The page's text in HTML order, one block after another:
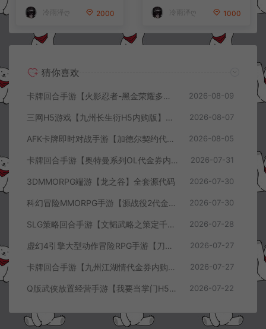
+详细搭建教程+视频教程
冷雨泽ღ 2000
+视频教程
冷雨泽ღ 1000
猜你喜欢
卡牌回合手游【火影忍者-黑金荣耀多区跨服平台币内购版】8月最新整理Linux手工服务端+CDK授权后台+安卓+详细搭建教程+视频教程 2026-08-09
三网H5游戏【九州长生衍H5内购版】8月最新整理Linux手工服务端+管理后台+GM授权后台+简易安卓客户端+详细搭建教程+视频教程 2026-08-07
AFK卡牌即时对战手游【加德尔契约代金券内购修复版】8月最新整理Linux手工服务端+前后端全套源码+CDK授权后台+安卓苹果双端+详细搭建教程+视频教程 2026-08-05
卡牌回合手游【奥特曼系列OL代金券内购闪耀金兔多区版】7月最新整理Linux手工服务端+加解密工具+CDK授权后台+安卓+详细搭建教程+视频教程 2026-07-31
3DMMORPG端游【龙之谷】全套源代码 2026-07-30
科幻冒险MMORPG手游【源战役2代金券内购开区版】7月最新整理Linux手工服务端+配套源码+多功能管理后台+支付后台+CDK授权后台+安卓+详细搭建教程+视频教程 2026-07-30
SLG策略回合手游【文韬武略之策定千军代金券内购版】7月最新整理Linux手工服务端+前后端全套源码+管理后台+CDK授权后台+PC安卓+详细搭建教程+视频教程 2026-07-28
虚幻4引擎大型动作冒险RPG手游【刀锋战记2-邪恶回归】7月最新整理Linux手工服务端+全套前后端源码+管理后台+CDK授权后台+PC安卓苹果+详细搭建教程+视频教程 2026-07-27
卡牌回合手游【九州江湖情代金券内购版】7月最新整理Linux手工服务端+CDK授权后台+安卓苹果双端+详细搭建教程+视频教程 2026-07-27
Q版武侠放置经营手游【我要当掌门H5代金券内购版】7月最新整理Linux手工服务端+全套前后端源码+CDK授权后台+H5安卓苹果三端+详细搭建教程+视频教程 2026-07-22